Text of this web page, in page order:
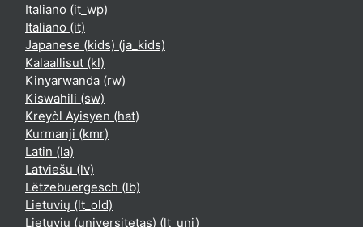
Italiano ‎(it_wp)‎
Italiano ‎(it)‎
Japanese (kids) ‎(ja_kids)‎
Kalaallisut ‎(kl)‎
Kinyarwanda ‎(rw)‎
Kiswahili ‎(sw)‎
Kreyòl Ayisyen ‎(hat)‎
Kurmanji ‎(kmr)‎
Latin ‎(la)‎
Latviešu ‎(lv)‎
Lëtzebuergesch ‎(lb)‎
Lietuvių ‎(lt_old)‎
Lietuvių (universitetas) ‎(lt_uni)‎